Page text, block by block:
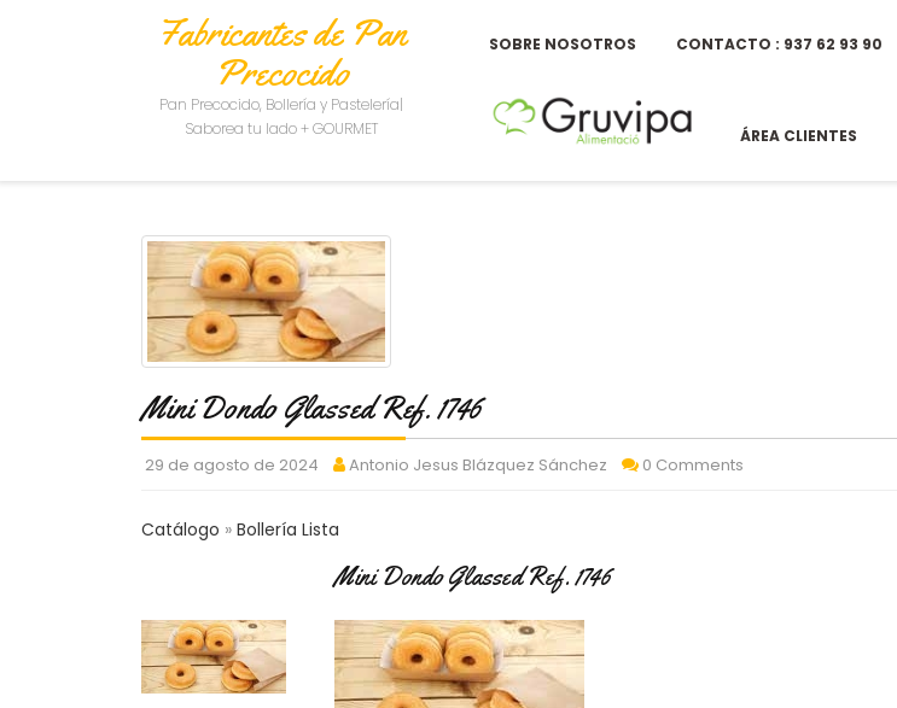
Fabricantes de Pan
Precocido
Pan Precocido, Bollería y Pastelería|
Saborea tu lado + GOURMET
SOBRE NOSOTROS CONTACTO : 937 62 93 90
ÁREA CLIENTES
Mini Dondo Glassed Ref. 1746
29 de agosto de 2024 Antonio Jesus Blázquez Sánchez 0 Comments
Catálogo Bollería Lista
Mini Dondo Glassed Ref. 1746